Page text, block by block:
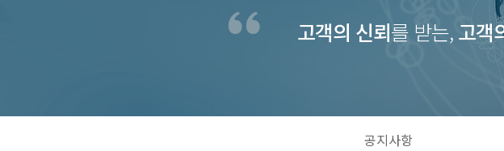
고객의 신뢰를 받는,고객
공지사항